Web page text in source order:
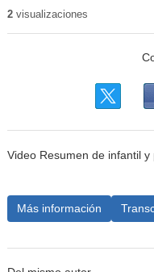
2visualizaciones
Video Resumen de infantil y
Más información